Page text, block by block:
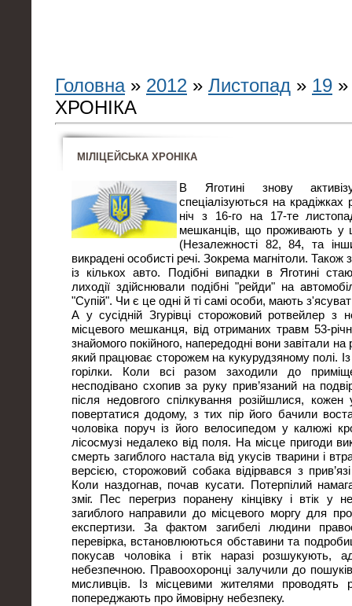
Головна» 2012 » Листопад » 19
ХРОНІКА
МІЛІЦЕЙСЬКА ХРОНІКА
В Яготині знову
спеціалізуються на крадіжках
ніч з 16-го на 17-те
мешканців, що проживають у
(Незалежності 82, 84, та
викрадені особисті речі. Зокрема магнітоли.
із кількох авто. Подібні випадки в Яготині
лиходії здійснювали подібні "рейди" на
"Супій". Чи є це одні й ті самі особи, мають
А у сусідній Згурівці сторожовий ротвейлер з
місцевого мешканця, від отриманих травм 53-
знайомого покійного, напередодні вони завітали
який працюває сторожем на кукурудзяному полі.
горілки. Коли всі разом заходили до
несподівано схопив за руку прив’язаний на
після недовгого спілкування розійшлися,
повертатися додому, з тих пір його бачили
чоловіка поруч із його велосипедом у калюжі
лісосмузі недалеко від поля. На місце пригоди
смерть загиблого настала від укусів тварини і
версією, сторожовий собака відірвався з
Коли наздогнав, почав кусати. Потерпілий
зміг. Пес перегриз поранену кінцівку і втік у
загиблого направили до місцевого моргу для
експертизи. За фактом загибелі людини
перевірка, встановлюються обставини та
покусав чоловіка і втік наразі розшукують,
небезпечною. Правоохоронці залучили до пошуків
мисливців. Із місцевими жителями проводять
попереджають про ймовірну небезпеку.